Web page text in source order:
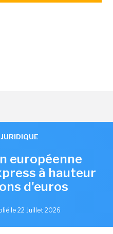
JURIDIQUE
européenne
à hauteur
d'euros
le 22 Juillet 2026